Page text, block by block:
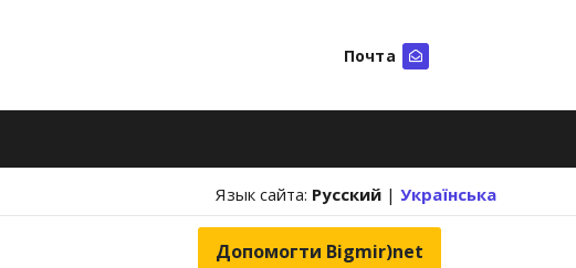
Почта
Язык сайта: Русский | Українська
Допомогти Bigmir)net